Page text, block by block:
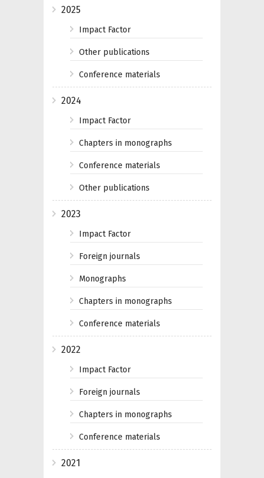
2025
Impact Factor
Other publications
Conference materials
2024
Impact Factor
Chapters in monographs
Conference materials
Other publications
2023
Impact Factor
Foreign journals
Monographs
Chapters in monographs
Conference materials
2022
Impact Factor
Foreign journals
Chapters in monographs
Conference materials
2021